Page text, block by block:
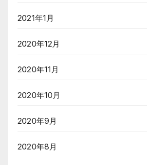
2021年1月
2020年12月
2020年11月
2020年10月
2020年9月
2020年8月